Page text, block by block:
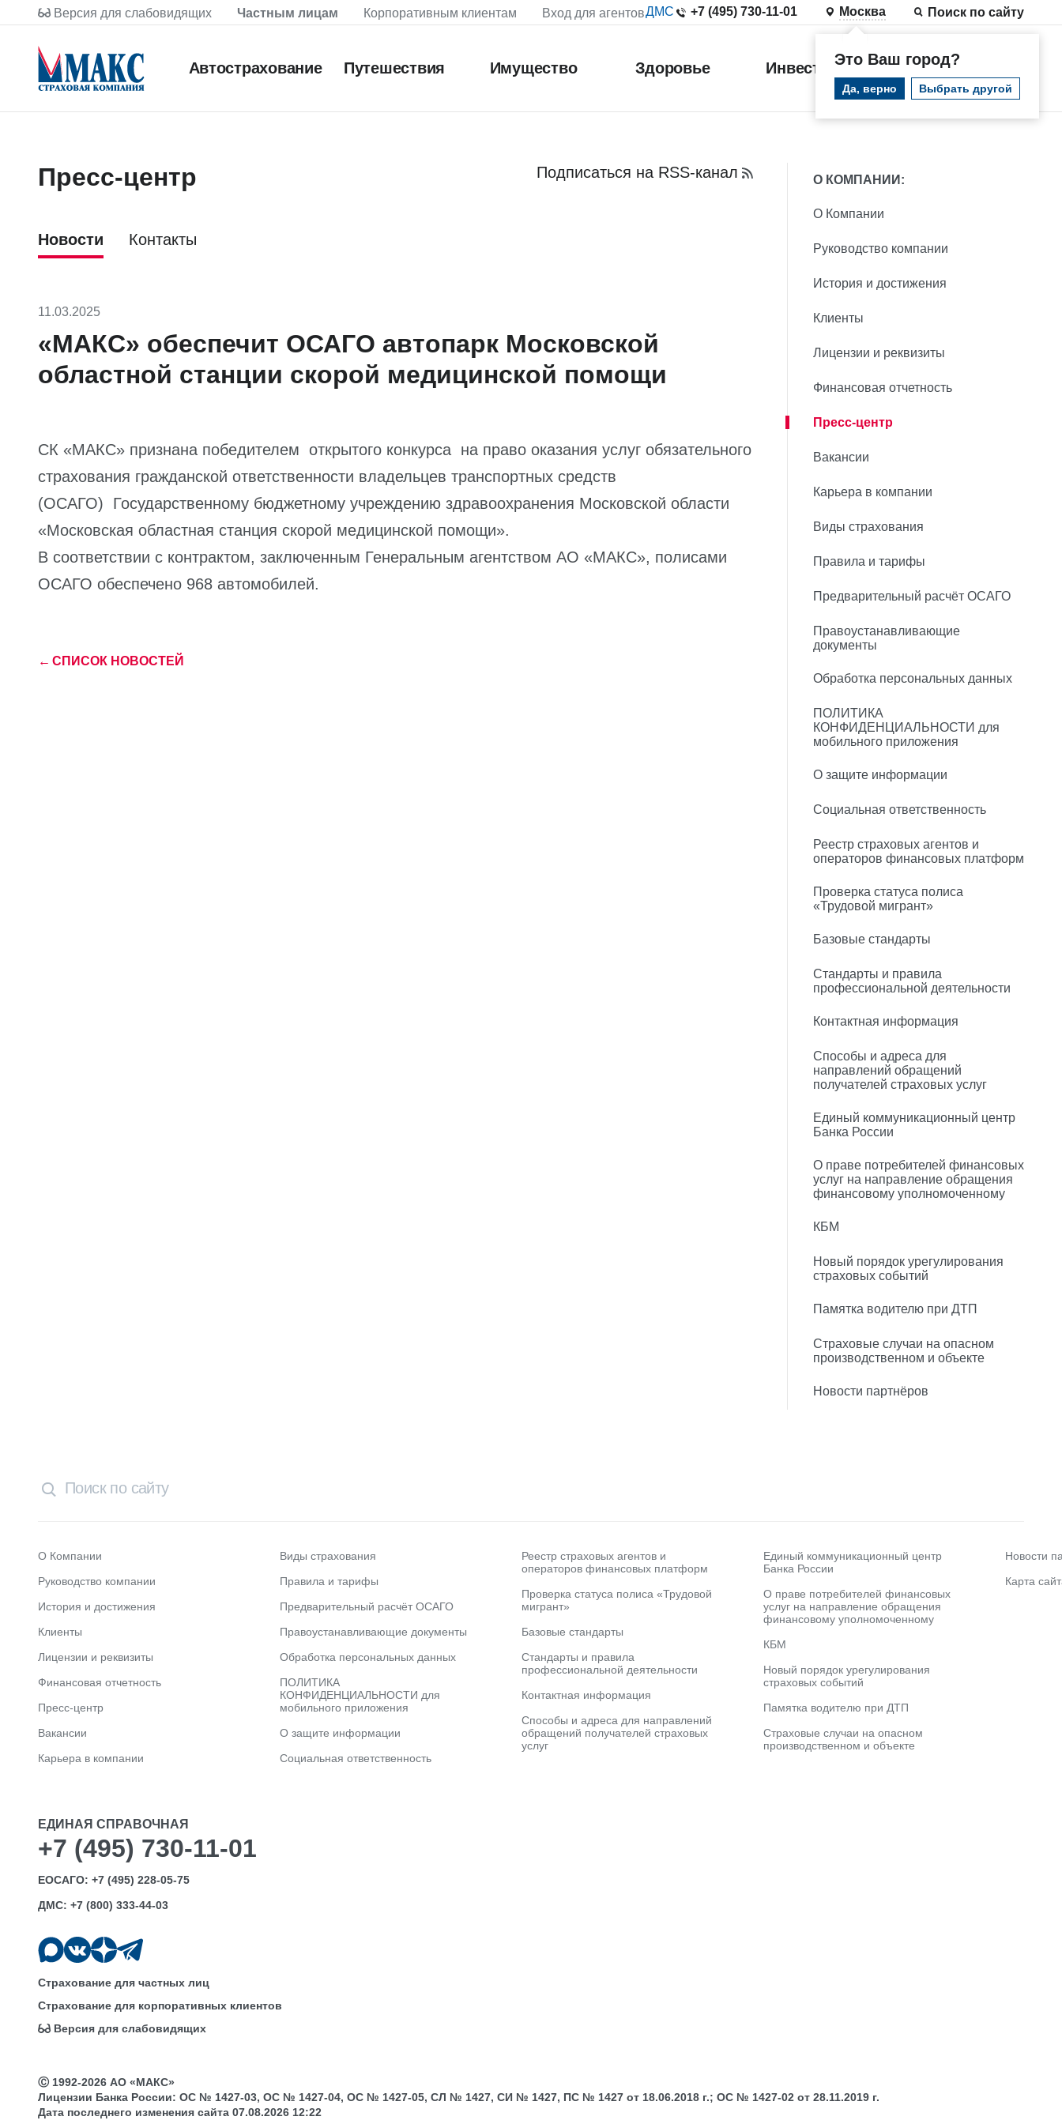
Версия для слабовидящих Частным лицам Корпоративным клиентам Вход для агентовДМС +7 (495) 730-11-01 Москва
Это Ваш город?
Да, верно Выбрать другой
Поиск по сайту
Автострахование Путешествия Имущество Здоровье Инвестиции
Пресс-центр Подписаться на RSS-канал
Новости Контакты
11.03.2025
«МАКС» обеспечит ОСАГО автопарк Московской
областной станции скорой медицинской помощи
СК «МАКС» признана победителем открытого конкурса на право оказания услуг обязательного
страхования гражданской ответственности владельцев транспортных средств
(ОСАГО) Государственному бюджетному учреждению здравоохранения Московской области
«Московская областная станция скорой медицинской помощи».
В соответствии с контрактом, заключенным Генеральным агентством АО «МАКС», полисами
ОСАГО обеспечено 968 автомобилей.
← СПИСОК НОВОСТЕЙ
О КОМПАНИИ:
О Компании
Руководство компании
История и достижения
Клиенты
Лицензии и реквизиты
Финансовая отчетность
Пресс-центр
Вакансии
Карьера в компании
Виды страхования
Правила и тарифы
Предварительный расчёт ОСАГО
Правоустанавливающие
документы
Обработка персональных данных
ПОЛИТИКА
КОНФИДЕНЦИАЛЬНОСТИ для
мобильного приложения
О защите информации
Социальная ответственность
Реестр страховых агентов и
операторов финансовых платформ
Проверка статуса полиса
«Трудовой мигрант»
Базовые стандарты
Стандарты и правила
профессиональной деятельности
Контактная информация
Способы и адреса для
направлений обращений
получателей страховых услуг
Единый коммуникационный центр
Банка России
О праве потребителей финансовых
услуг на направление обращения
финансовому уполномоченному
КБМ
Новый порядок урегулирования
страховых событий
Памятка водителю при ДТП
Страховые случаи на опасном
производственном и объекте
Новости партнёров
О Компании
Руководство компании
История и достижения
Клиенты
Лицензии и реквизиты
Финансовая отчетность
Пресс-центр
Вакансии
Карьера в компании
Виды страхования
Правила и тарифы
Предварительный расчёт ОСАГО
Правоустанавливающие документы
Обработка персональных данных
ПОЛИТИКА
КОНФИДЕНЦИАЛЬНОСТИ для
мобильного приложения
О защите информации
Социальная ответственность
Реестр страховых агентов и
операторов финансовых платформ
Проверка статуса полиса «Трудовой
мигрант»
Базовые стандарты
Стандарты и правила
профессиональной деятельности
Контактная информация
Способы и адреса для направлений
обращений получателей страховых
услуг
Единый коммуникационный центр
Банка России
О праве потребителей финансовых
услуг на направление обращения
финансовому уполномоченному
КБМ
Новый порядок урегулирования
страховых событий
Памятка водителю при ДТП
Страховые случаи на опасном
производственном и объекте
Новости
Карта
ЕДИНАЯ СПРАВОЧНАЯ
+7 (495) 730-11-01
ЕОСАГО: +7 (495) 228-05-75
ДМС: +7 (800) 333-44-03
Страхование для частных лиц
Страхование для корпоративных клиентов
Версия для слабовидящих
Ⓒ 1992-2026 АО «МАКС»
Лицензии Банка России: ОС № 1427-03, ОС № 1427-04, ОС № 1427-05, СЛ № 1427, СИ № 1427, ПС № 1427 от 18.06.2018 г.; ОС № 1427-02 от 28.11.2019 г.
Дата последнего изменения сайта 07.08.2026 12:22